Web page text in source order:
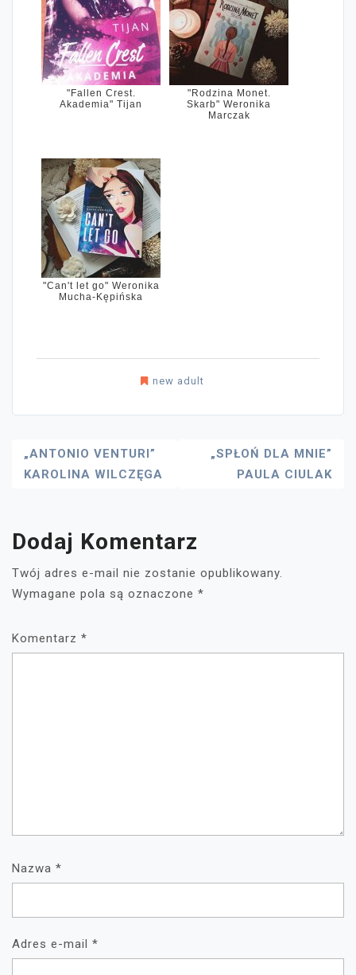
"Fallen Crest.
Akademia" Tijan
"Rodzina Monet.
Skarb" Weronika
Marczak
"Can't let go" Weronika
Mucha-Kępińska
new adult
Nawigacja
Wpisu
„ANTONIO VENTURI”
KAROLINA WILCZĘGA
„SPŁOŃ DLA MNIE”
PAULA CIULAK
Dodaj Komentarz
Twój adres e-mail nie zostanie opublikowany.
Wymagane pola są oznaczone *
Komentarz *
Nazwa *
Adres e-mail *